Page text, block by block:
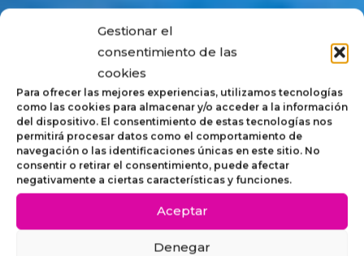
Gestionar el
consentimiento de las
cookies
Para ofrecer las mejores experiencias, utilizamos tecnologías
como las cookies para almacenar y/o acceder a la información
del dispositivo. El consentimiento de estas tecnologías nos
permitirá procesar datos como el comportamiento de
navegación o las identificaciones únicas en este sitio. No
consentir o retirar el consentimiento, puede afectar
negativamente a ciertas características y funciones.
Aceptar
Denegar
STRIP,
MOBILIARIO
ACCESIBLE
PARA
EXTERIORES